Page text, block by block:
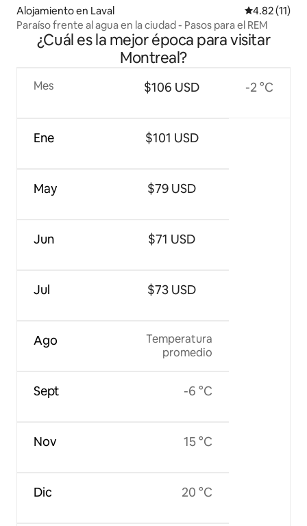
Alojamiento en Laval Calificación
4.82 (11)
Paraíso frente al agua en la ciudad - Pasos para el REM
¿Cuál es la mejor época para visitar
Montreal?
Mes
Ene
May
Jun
Jul
Ago
Sept
Nov
Dic
$106 USD
$101 USD
$79 USD
$71 USD
$73 USD
Temperatura
promedio
-6 °C
15 °C
20 °C
-2 °C